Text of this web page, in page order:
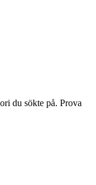
du sökte på. Prova